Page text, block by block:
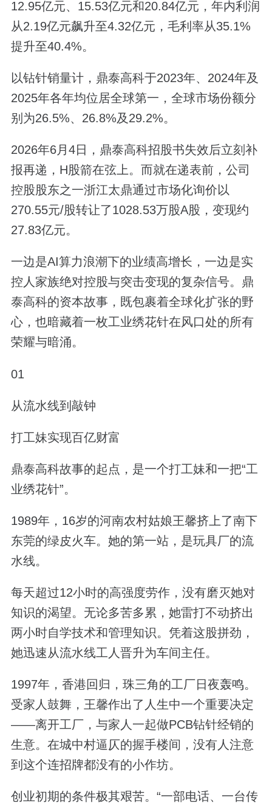
12.95亿元、15.53亿元和20.84亿元，年内利润
从2.19亿元飙升至4.32亿元，毛利率从35.1%
提升至40.4%。
以钻针销量计，鼎泰高科于2023年、2024年及
2025年各年均位居全球第一，全球市场份额分
别为26.5%、26.8%及29.2%。
2026年6月4日，鼎泰高科招股书失效后立刻补
报再递，H股箭在弦上。而就在递表前，公司
控股股东之一浙江太鼎通过市场化询价以
270.55元/股转让了1028.53万股A股，变现约
27.83亿元。
一边是AI算力浪潮下的业绩高增长，一边是实
控人家族绝对控股与突击变现的复杂信号。鼎
泰高科的资本故事，既包裹着全球化扩张的野
心，也暗藏着一枚工业绣花针在风口处的所有
荣耀与暗涌。
01
从流水线到敲钟
打工妹实现百亿财富
鼎泰高科故事的起点，是一个打工妹和一把“工
业绣花针”。
1989年，16岁的河南农村姑娘王馨挤上了南下
东莞的绿皮火车。她的第一站，是玩具厂的流
水线。
每天超过12小时的高强度劳作，没有磨灭她对
知识的渴望。无论多苦多累，她雷打不动挤出
两小时自学技术和管理知识。凭着这股拼劲，
她迅速从流水线工人晋升为车间主任。
1997年，香港回归，珠三角的工厂日夜轰鸣。
受家人鼓舞，王馨作出了人生中一个重要决定
——离开工厂，与家人一起做PCB钻针经销的
生意。在城中村逼仄的握手楼间，没有人注意
到这个连招牌都没有的小作坊。
创业初期的条件极其艰苦。“一部电话、一台传